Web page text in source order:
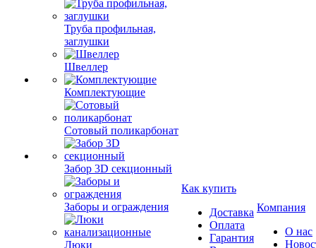
Труба профильная,
заглушки
Швеллер
Комплектующие
Сотовый поликарбонат
Забор 3D секционный
Заборы и ограждения
Люки
Как купить
Доставка
Оплата
Гарантия
Компания
О нас